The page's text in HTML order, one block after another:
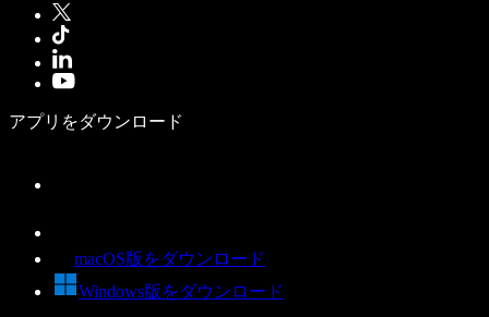
アプリをダウンロード
macOS版をダウンロード
Windows版をダウンロード